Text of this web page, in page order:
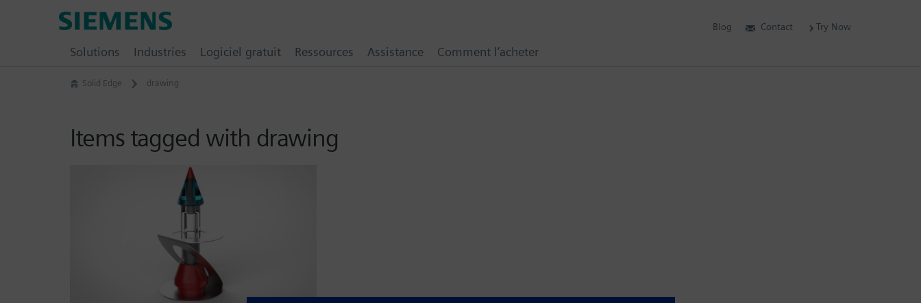
Solid Edge drawing
Items tagged with drawing
Industries
Life
Blog Contact Try Now
Solutions Industries Logiciel gratuit Ressources Assistance Comment l’acheter